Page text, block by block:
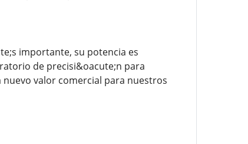
importante, su potencia es
de precisi&oacute;n para
valor comercial para nuestros